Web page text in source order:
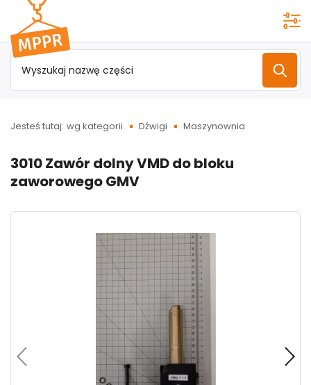
Przejdź do
menu
głównego
Jesteś tutaj: wg kategorii Dźwigi Maszynownia
3010 Zawór dolny VMD do bloku
zaworowego GMV